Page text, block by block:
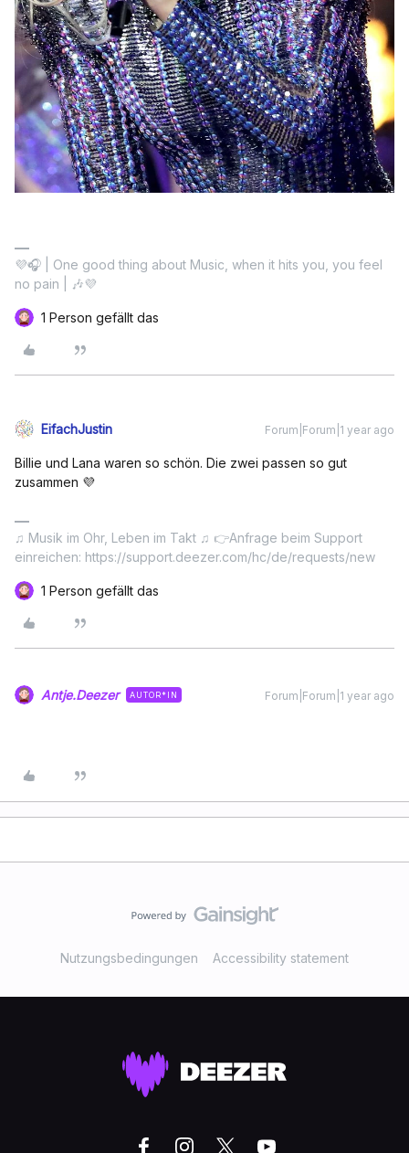
💜🎧 | One good thing about Music, when it hits you, you feel
no pain | 🎶💜
1 Person gefällt das
EifachJustin Forum|Forum|1 year ago
Billie und Lana waren so schön. Die zwei passen so gut
zusammen 💜
♫ Musik im Ohr, Leben im Takt ♫ 👉Anfrage beim Support
einreichen: https://support.deezer.com/hc/de/requests/new
1 Person gefällt das
Antje.Deezer AUTOR*IN Forum|Forum|1 year ago
Nutzungsbedingungen Accessibility statement